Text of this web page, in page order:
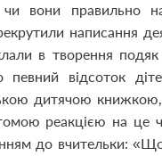
чи вони правильно
написання
в творення
певний відсоток
дитячою
реакцією на це
до вчительки: